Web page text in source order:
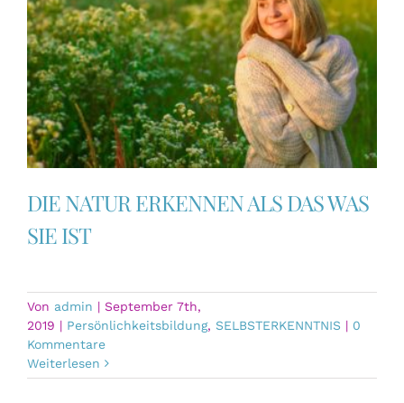
DIE NATUR ERKENNEN ALS DAS WAS
SIE IST
Von admin | September 7th,
2019 | Persönlichkeitsbildung, SELBSTERKENNTNIS | 0
Kommentare
Weiterlesen